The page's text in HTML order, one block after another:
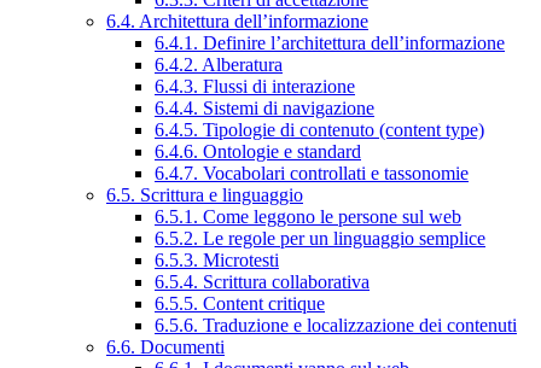
6.4. Architettura dell’informazione
6.4.1. Definire l’architettura dell’informazione
6.4.2. Alberatura
6.4.3. Flussi di interazione
6.4.4. Sistemi di navigazione
6.4.5. Tipologie di contenuto (content type)
6.4.6. Ontologie e standard
6.4.7. Vocabolari controllati e tassonomie
6.5. Scrittura e linguaggio
6.5.1. Come leggono le persone sul web
6.5.2. Le regole per un linguaggio semplice
6.5.3. Microtesti
6.5.4. Scrittura collaborativa
6.5.5. Content critique
6.5.6. Traduzione e localizzazione dei contenuti
6.6. Documenti